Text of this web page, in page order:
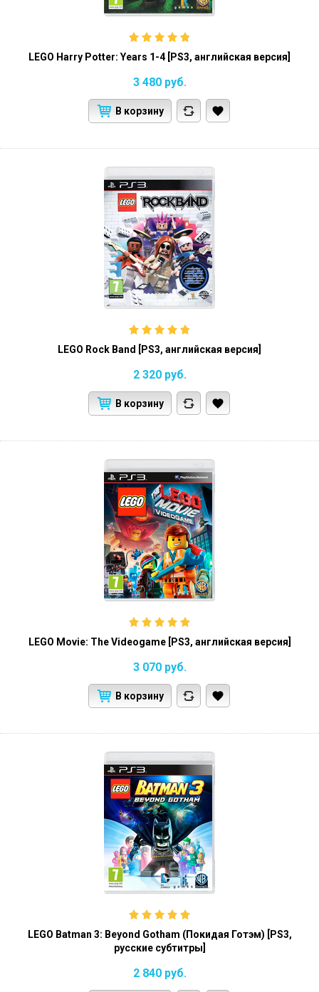
LEGO Harry Potter: Years 1-4 [PS3, английская версия]
3 480 руб.
В корзину
LEGO Rock Band [PS3, английская версия]
2 320 руб.
В корзину
LEGO Movie: The Videogame [PS3, английская версия]
3 070 руб.
В корзину
LEGO Batman 3: Beyond Gotham (Покидая Готэм) [PS3,
русские субтитры]
2 840 руб.